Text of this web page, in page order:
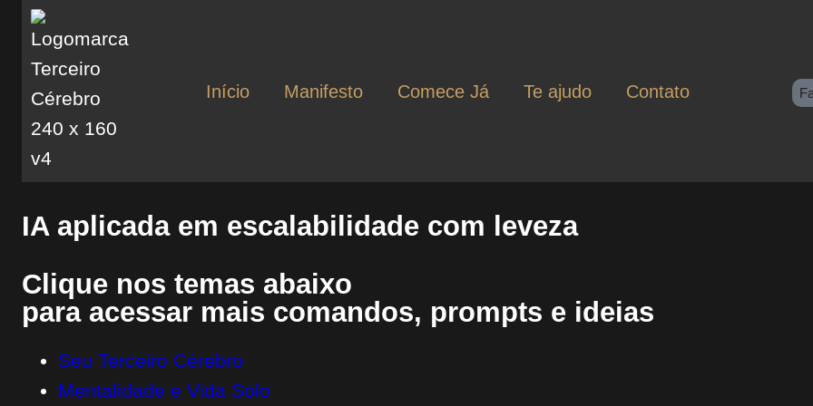
Início Manifesto Comece Já Te ajudo Contato
IA aplicada em escalabilidade com leveza
Clique nos temas abaixo
para acessar mais comandos, prompts e ideias
Seu Terceiro Cérebro
Mentalidade e Vida Solo